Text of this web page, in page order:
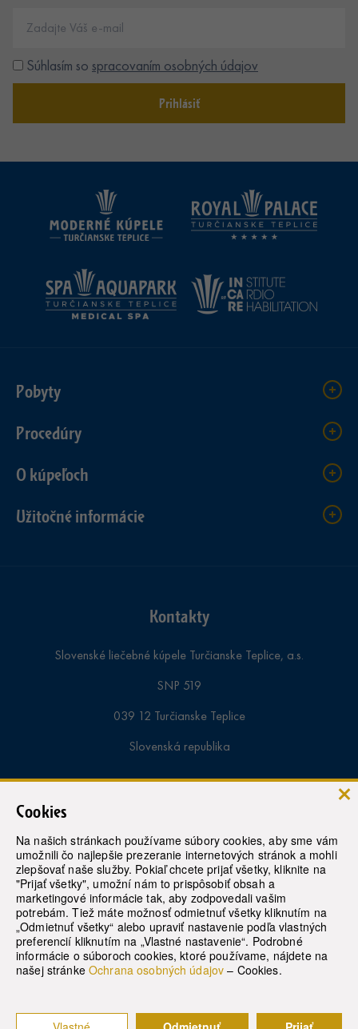
Cookies
Na našich stránkach používame súbory cookies, aby sme vám
umožnili čo najlepšie prezeranie internetových stránok a mohli
zlepšovať naše služby. Pokiaľ chcete prijať všetky, kliknite na
"Prijať všetky", umožní nám to prispôsobiť obsah a
marketingové informácie tak, aby zodpovedali vašim
potrebám. Tiež máte možnosť odmietnuť všetky kliknutím na
„Odmietnuť všetky“ alebo upraviť nastavenie podľa vlastných
preferencií kliknutím na „Vlastné nastavenie“. Podrobné
informácie o súboroch cookies, ktoré používame, nájdete na
našej stránke Ochrana osobných údajov – Cookies.
Súhlasím so spracovaním osobných údajov
Prihlásiť
Pobyty
Procedúry
O kúpeľoch
Užitočné informácie
Kontakty
Slovenské liečebné kúpele Turčianske Teplice, a.s.
SNP 519
039 12 Turčianske Teplice
Slovenská republika
tel. samoplatci:+421-43-4913 000
tel. poistenci:+421-43-4913 363
recepcia:+421 43 4913 430
e-mail:rezervacie@modernekupele.sk
Slovenské liečebné kúpeleTurčianske Teplice, a.s.